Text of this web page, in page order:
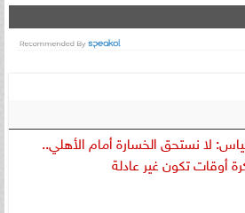
لا نستحق الخسارة أمام الأهلي..
أوقات تكون غير عادلة